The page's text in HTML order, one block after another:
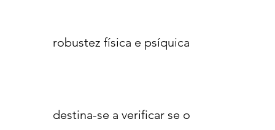
robustez física e psíquica
destina-se a verificar se o